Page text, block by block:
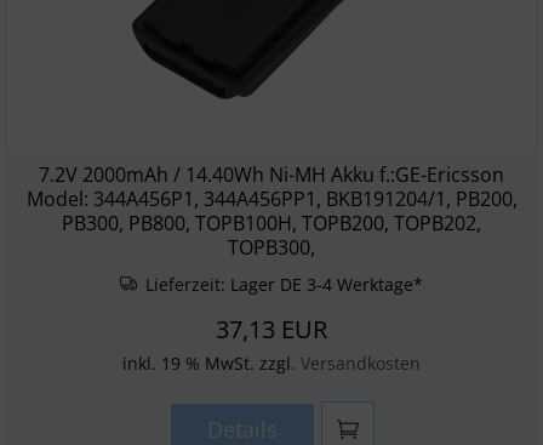
7.2V 2000mAh / 14.40Wh Ni-MH Akku f.:GE-Ericsson
Model: 344A456P1, 344A456PP1, BKB191204/1, PB200,
PB300, PB800, TOPB100H, TOPB200, TOPB202,
TOPB300,
Lieferzeit: Lager DE 3-4 Werktage*
37,13 EUR
inkl. 19 % MwSt. zzgl. Versandkosten
Details